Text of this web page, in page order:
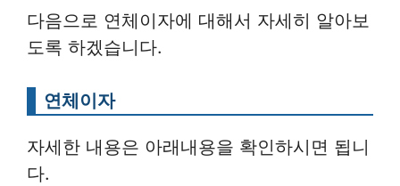
다음으로 연체이자에 대해서 자세히 알아보
도록 하겠습니다.
연체이자
자세한 내용은 아래내용을 확인하시면 됩니
다.